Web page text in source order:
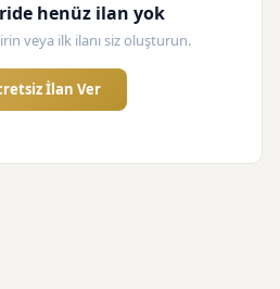
henüz ilan yok
veya ilk ilanı siz oluşturun.
İlan Ver